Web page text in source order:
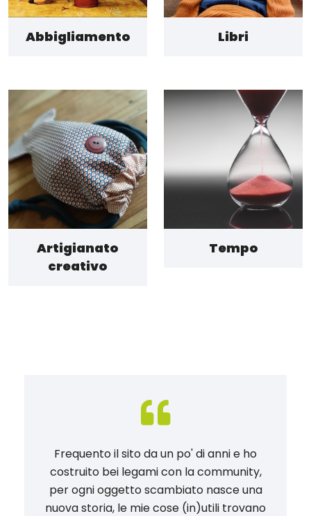
Abbigliamento Libri
Artigianato
creativo
Tempo
Frequento il sito da un po' di anni e ho
costruito bei legami con la community,
per ogni oggetto scambiato nasce una
nuova storia, le mie cose (in)utili trovano